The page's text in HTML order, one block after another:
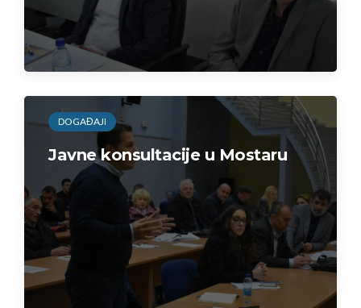
DOGAĐAJI
Javne konsultacije u Mostaru